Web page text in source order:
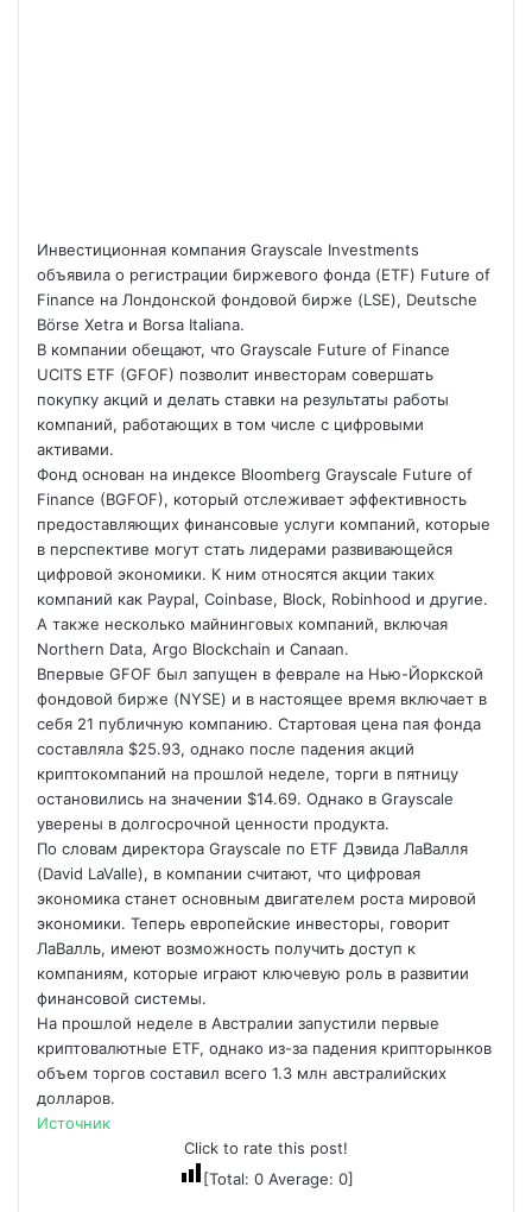
Инвестиционная компания Grayscale Investments
объявила о регистрации биржевого фонда (ETF) Future of
Finance на Лондонской фондовой бирже (LSE), Deutsche
Börse Xetra и Borsa Italiana.
В компании обещают, что Grayscale Future of Finance
UCITS ETF (GFOF) позволит инвесторам совершать
покупку акций и делать ставки на результаты работы
компаний, работающих в том числе с цифровыми
активами.
Фонд основан на индексе Bloomberg Grayscale Future of
Finance (BGFOF), который отслеживает эффективность
предоставляющих финансовые услуги компаний, которые
в перспективе могут стать лидерами развивающейся
цифровой экономики. К ним относятся акции таких
компаний как Paypal, Coinbase, Block, Robinhood и другие.
А также несколько майнинговых компаний, включая
Northern Data, Argo Blockchain и Canaan.
Впервые GFOF был запущен в феврале на Нью-Йоркской
фондовой бирже (NYSE) и в настоящее время включает в
себя 21 публичную компанию. Стартовая цена пая фонда
составляла $25.93, однако после падения акций
криптокомпаний на прошлой неделе, торги в пятницу
остановились на значении $14.69. Однако в Grayscale
уверены в долгосрочной ценности продукта.
По словам директора Grayscale по ETF Дэвида ЛаВалля
(David LaValle), в компании считают, что цифровая
экономика станет основным двигателем роста мировой
экономики. Теперь европейские инвесторы, говорит
ЛаВалль, имеют возможность получить доступ к
компаниям, которые играют ключевую роль в развитии
финансовой системы.
На прошлой неделе в Австралии запустили первые
криптовалютные ETF, однако из-за падения крипторынков
объем торгов составил всего 1.3 млн австралийских
долларов.
Источник
Click to rate this post!
[Total: 0Average: 0]